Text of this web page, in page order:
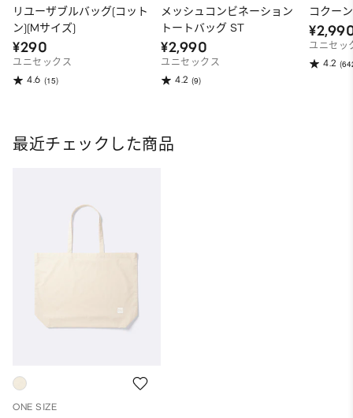
リユーザブルバッグ(コット
ン)(Mサイズ)
¥290
ユニセックス
4.6 (15)
メッシュコンビネーション
トートバッグ ST
¥2,990
ユニセックス
4.2 (9)
コクー
ユニセッ
4.2
最近チェックした商品
ONE SIZE